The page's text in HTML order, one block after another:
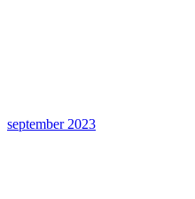
september 2023